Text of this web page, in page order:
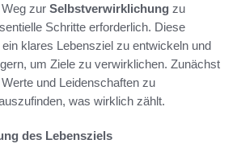
zur Selbstverwirklichung zu
Schritte erforderlich. Diese
klares Lebensziel zu entwickeln und
um Ziele zu verwirklichen. Zunächst
und Leidenschaften zu
was wirklich zählt.
des Lebensziels